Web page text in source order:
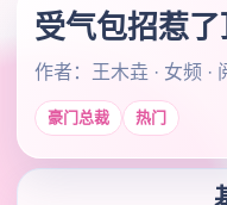
受气包招惹
作者：王木垚 · 女频 ·
豪门总裁 热门